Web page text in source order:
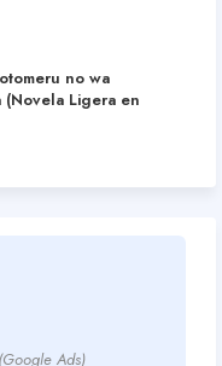
no wa
Ligera en
Ads)